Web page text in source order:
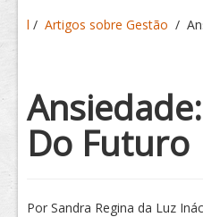
Vídeos
Tratamento
l / Artigos sobre Gestão /
Do Futuro
Por Sandra Regina da Luz